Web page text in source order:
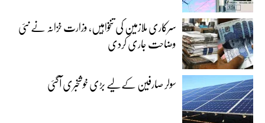
سرکاری ملازمین کی تنخواہیں، وزارت خزانہ نے نئی
وضاحت جاری کردی
سولر صارفین کے لیے بڑی خوشخبری آگئی